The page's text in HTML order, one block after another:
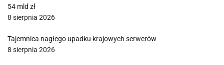
54 mld zł
8 sierpnia 2026
Tajemnica nagłego upadku krajowych serwerów
8 sierpnia 2026